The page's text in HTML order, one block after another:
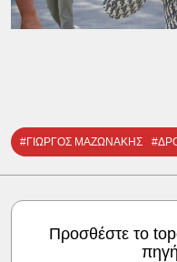
#ΓΙΩΡΓΟΣ ΜΑΖΩΝΑΚΗΣ
Προσθέστε το